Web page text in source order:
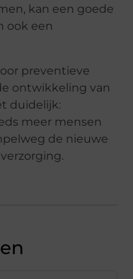
kan een goede
ook een
preventieve
ontwikkeling van
duidelijk:
meer mensen
de nieuwe